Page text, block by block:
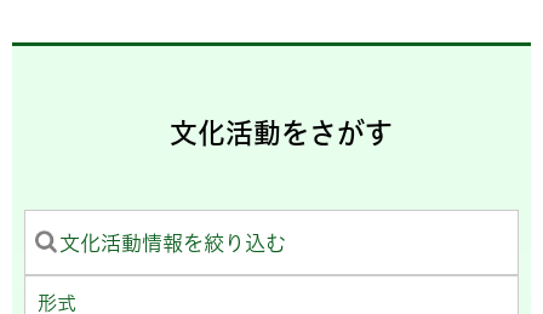
文化活動をさがす
文化活動情報を絞り込む
形式